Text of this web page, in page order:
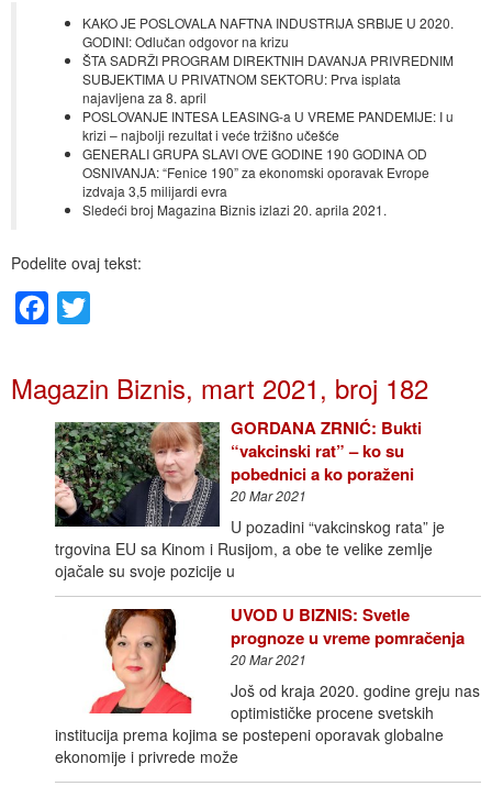
KAKO JE POSLOVALA NAFTNA INDUSTRIJA SRBIJE U 2020.
GODINI: Odlučan odgovor na krizu
ŠTA SADRŽI PROGRAM DIREKTNIH DAVANJA PRIVREDNIM
SUBJEKTIMA U PRIVATNOM SEKTORU: Prva isplata
najavljena za 8. april
POSLOVANJE INTESA LEASING-a U VREME PANDEMIJE: I u
krizi – najbolji rezultat i veće tržišno učešće
GENERALI GRUPA SLAVI OVE GODINE 190 GODINA OD
OSNIVANJA: “Fenice 190” za ekonomski oporavak Evrope
izdvaja 3,5 milijardi evra
Sledeći broj Magazina Biznis izlazi 20. aprila 2021.
Podelite ovaj tekst:
Facebook
Magazin Biznis, mart 2021, broj 182
GORDANA ZRNIĆ: Bukti
“vakcinski rat” – ko su
pobednici a ko poraženi
20 Mar 2021
U pozadini “vakcinskog rata” je
trgovina EU sa Kinom i Rusijom, a obe te velike zemlje
ojačale su svoje pozicije u
UVOD U BIZNIS: Svetle
prognoze u vreme pomračenja
20 Mar 2021
Još od kraja 2020. godine greju nas
optimističke procene svetskih
institucija prema kojima se postepeni oporavak globalne
ekonomije i privrede može